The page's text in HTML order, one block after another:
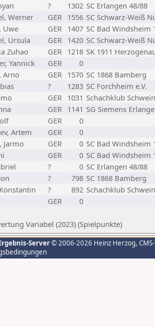
? 1302 SC Erlangen 48/88
Werner GER 1556 SC Schwarz-Weiß
Uwe GER 1407 SC Bad Windsheim
Ursula GER 1420 SC Schwarz-Weiß
Zuhao GER 1218 SK 1911
Yannick GER
0
Arno GER 1570 SC 1868 Bamberg
? 1283 SC Forchheim e.V.
GER 1031 Schachklub
GER 1141 SG Siemens
GER
0
Artem GER
0
Jarmo GER 0 SC Bad Windsheim
GER 0 SC Bad Windsheim
? 0 SC Erlangen 48/88
? 798 SC 1868 Bamberg
? 892 Schachklub
GER
0
Variabel (2023) (Spielpunkte)
Server© 2006-2026 Heinz Herzog,